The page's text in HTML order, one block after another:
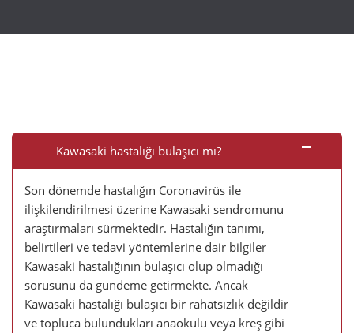
Kawasaki hastalığı bulaşıcı mı?
Son dönemde hastalığın Coronavirüs ile
ilişkilendirilmesi üzerine Kawasaki sendromunu
araştırmaları sürmektedir. Hastalığın tanımı,
belirtileri ve tedavi yöntemlerine dair bilgiler
Kawasaki hastalığının bulaşıcı olup olmadığı
sorusunu da gündeme getirmekte. Ancak
Kawasaki hastalığı bulaşıcı bir rahatsızlık değildir
ve topluca bulundukları anaokulu veya kreş gibi